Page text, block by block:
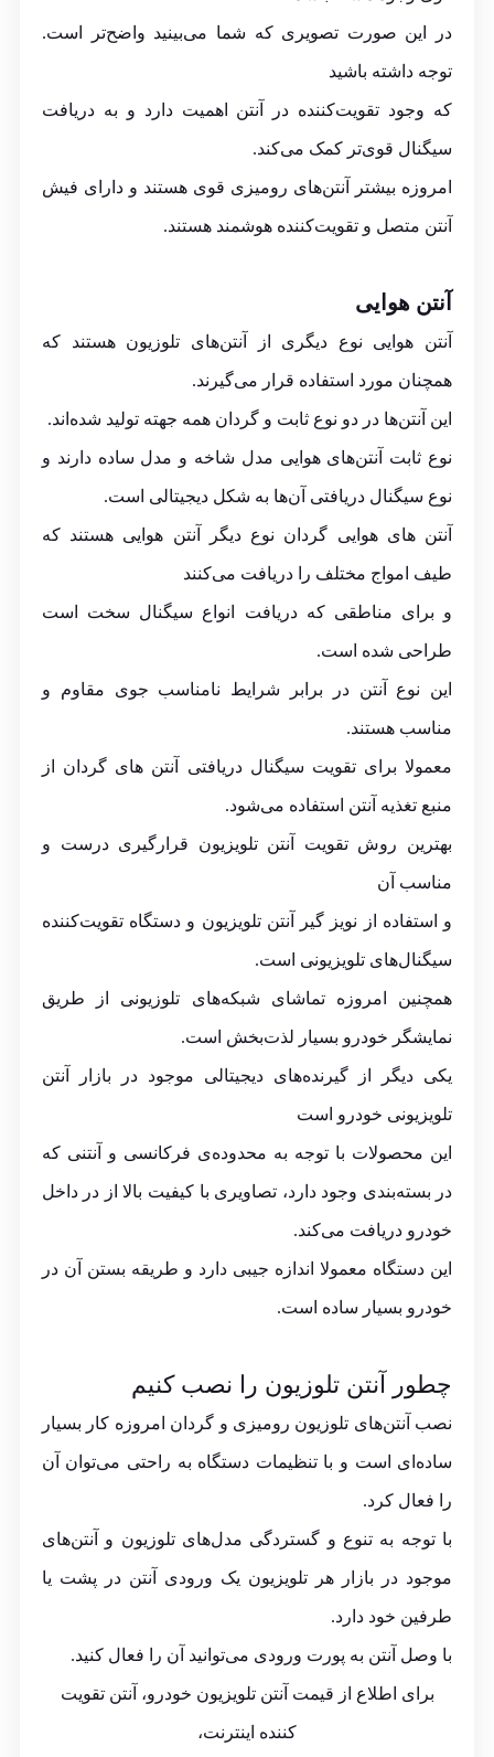
در این صورت تصویری که شما می‌بینید واضح‌تر است.
توجه داشته باشید
که وجود تقویت‌کننده در آنتن اهمیت دارد و به دریافت
سیگنال قوی‌تر کمک می‌کند.
امروزه بیشتر آنتن‌های رومیزی‌ قوی هستند و دارای فیش
آنتن متصل و تقویت‌کننده هوشمند هستند.
آنتن هوایی
آنتن هوایی نوع دیگری از آنتن‌های تلوزیون هستند که
همچنان مورد استفاده قرار می‌گیرند.
این آنتن‌ها در دو نوع ثابت و گردان همه جهته تولید شده‌اند.
نوع ثابت آنتن‌های هوایی مدل شاخه و مدل ساده دارند و
نوع سیگنال دریافتی آن‌ها به شکل دیجیتالی است.
آنتن های هوایی گردان نوع دیگر آنتن هوایی هستند که
طیف امواج مختلف را دریافت می‌کنند
و برای مناطقی که دریافت انواع سیگنال سخت است
طراحی شده است.
این نوع آنتن در برابر شرایط نامناسب جوی مقاوم و
مناسب هستند.
معمولا برای تقویت سیگنال دریافتی آنتن های گردان از
منبع تغذیه آنتن استفاده می‌شود.
بهترین روش تقویت آنتن تلویزیون قرارگیری درست و
مناسب آن
و استفاده از نویز گیر آنتن تلویزیون و دستگاه تقویت‌کننده
سیگنال‌های تلویزیونی است.
همچنین امروزه تماشای شبکه‌های تلوزیونی از طریق
نمایشگر خودرو بسیار لذت‌بخش است.
یکی دیگر از گیرنده‌های دیجیتالی موجود در بازار آنتن
تلویزیونی خودرو است
این محصولات با توجه به محدوده‌ی فرکانسی و آنتنی که
در بسته‌بندی وجود دارد، تصاویری با کیفیت بالا از در داخل
خودرو دریافت می‌کند.
این دستگاه معمولا اندازه جیبی دارد و طریقه بستن آن در
خودرو بسیار ساده است.
چطور آنتن تلوزیون را نصب کنیم
نصب آنتن‌های تلوزیون رومیزی و گردان امروزه کار بسیار
ساده‌ای است و با تنظیمات دستگاه به راحتی می‌توان آن
را فعال کرد.
با توجه به تنوع و گستردگی مدل‌های تلوزیون و آنتن‌های
موجود در بازار هر تلویزیون یک ورودی آنتن در پشت یا
طرفین خود دارد.
با وصل آنتن به پورت ورودی می‌توانید آن را فعال کنید.
برای اطلاع از قیمت آنتن تلویزیون خودرو، آنتن تقویت
کننده اینترنت،